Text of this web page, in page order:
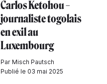
Carlos Ketohou –
journaliste togolais
en exil au
Luxembourg
Par Misch Pautsch
Publié le 03 mai 2025